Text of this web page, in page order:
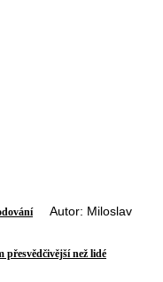
Autor: Miloslav
přesvědčivější než lidé